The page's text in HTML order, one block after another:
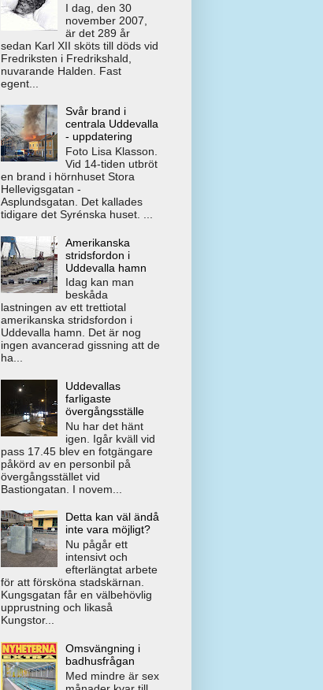
I dag, den 30
november 2007,
är det 289 år
sedan Karl XII sköts till döds vid
Fredriksten i Fredrikshald,
nuvarande Halden. Fast
egent...
Svår brand i
centrala Uddevalla
- uppdatering
Foto Lisa Klasson.
Vid 14-tiden utbröt
en brand i hörnhuset Stora
Hellevigsgatan -
Asplundsgatan. Det kallades
tidigare det Syrénska huset. ...
Amerikanska
stridsfordon i
Uddevalla hamn
Idag kan man
beskåda
lastningen av ett trettiotal
amerikanska stridsfordon i
Uddevalla hamn. Det är nog
ingen avancerad gissning att de
ha...
Uddevallas
farligaste
övergångsställe
Nu har det hänt
igen. Igår kväll vid
pass 17.45 blev en fotgängare
påkörd av en personbil på
övergångsstället vid
Bastiongatan. I novem...
Detta kan väl ändå
inte vara möjligt?
Nu pågår ett
intensivt och
efterlängtat arbete
för att försköna stadskärnan.
Kungsgatan får en välbehövlig
upprustning och likaså
Kungstor...
Omsvängning i
badhusfrågan
Med mindre är sex